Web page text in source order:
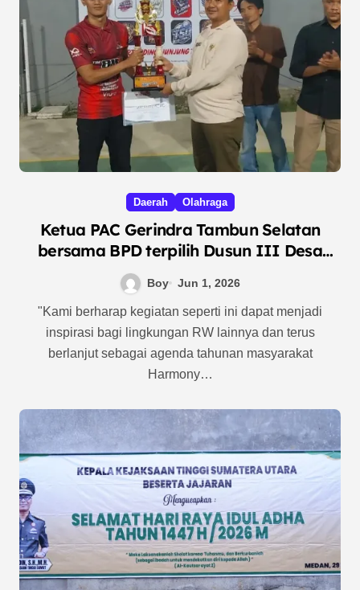
Daerah Olahraga
Ketua PAC Gerindra Tambun Selatan
bersama BPD terpilih Dusun III Desa
SumberJaya Hadiri Grand Final Harmoni
Cup 2026
Boy Jun 1, 2026
"Kami berharap kegiatan seperti ini dapat menjadi
inspirasi bagi lingkungan RW lainnya dan terus
berlanjut sebagai agenda tahunan masyarakat
Harmony…